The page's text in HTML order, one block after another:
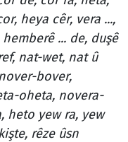
heya cêr, vera ...,
... de, duşê
nat-wet, nat û
bover,
oheta, novera-
heto yew ra, yew
rêze ûsn